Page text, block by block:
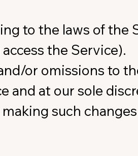
to the laws of the
the Service).
or omissions to
at our sole
such